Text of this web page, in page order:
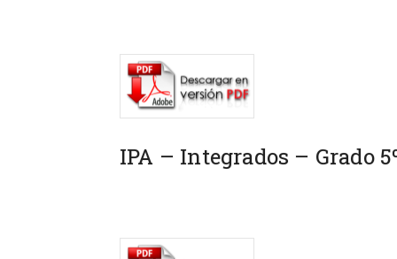
IPA – Integrados – Grado